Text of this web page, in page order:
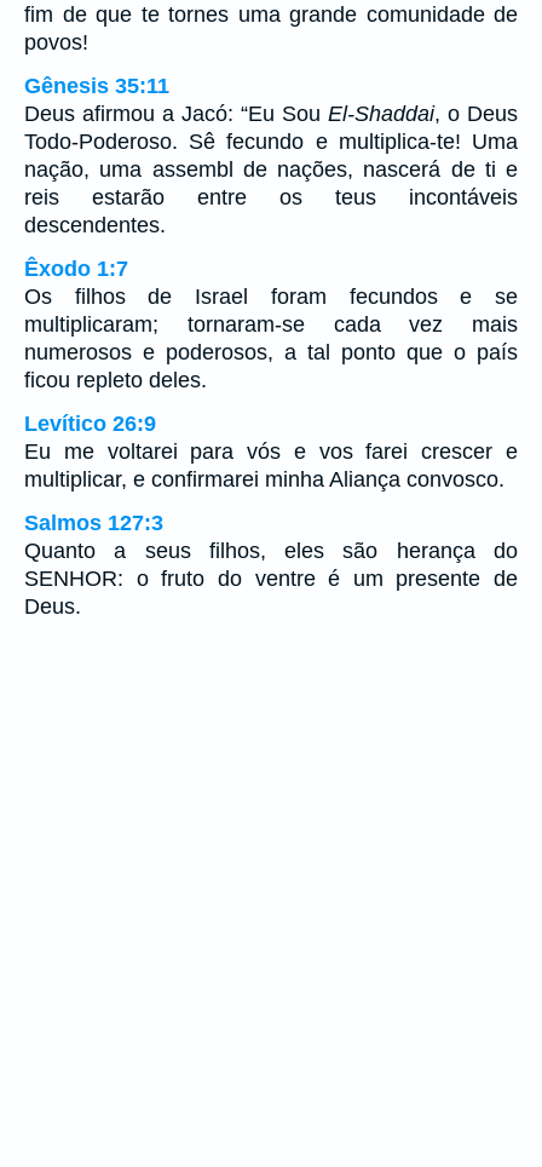
fim de que te tornes uma grande comunidade de
povos!
Gênesis 35:11
Deus afirmou a Jacó: “Eu Sou El-Shaddai, o Deus
Todo-Poderoso. Sê fecundo e multiplica-te! Uma
nação, uma assembl de nações, nascerá de ti e
reis estarão entre os teus incontáveis
descendentes.
Êxodo 1:7
Os filhos de Israel foram fecundos e se
multiplicaram; tornaram-se cada vez mais
numerosos e poderosos, a tal ponto que o país
ficou repleto deles.
Levítico 26:9
Eu me voltarei para vós e vos farei crescer e
multiplicar, e confirmarei minha Aliança convosco.
Salmos 127:3
Quanto a seus filhos, eles são herança do
SENHOR: o fruto do ventre é um presente de
Deus.